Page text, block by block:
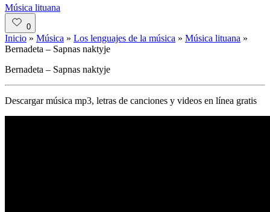
Publicado
en
Música lituana
0
Inicio » Música » Los lenguajes de la música » Música lituana »
Bernadeta – Sapnas naktyje
Bernadeta – Sapnas naktyje
Descargar música mp3, letras de canciones y videos en línea gratis